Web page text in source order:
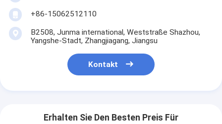
+86-15062512110
B2508, Junma international, Weststraße Shazhou,
Yangshe-Stadt, Zhangjiagang, Jiangsu
Kontakt
Erhalten Sie Den Besten Preis Für